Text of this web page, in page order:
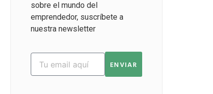
sobre el mundo del
emprendedor, suscríbete a
nuestra newsletter
ENVIAR